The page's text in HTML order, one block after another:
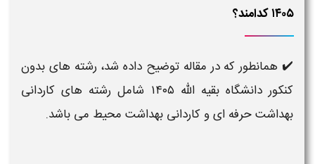
۱۴۰۵ کدامند؟
✔️ همانطور که در مقاله توضیح داده شد، رشته های بدون
کنکور دانشگاه بقیه الله ۱۴۰۵ شامل رشته های کاردانی
بهداشت حرفه ای و کاردانی بهداشت محیط می باشد.